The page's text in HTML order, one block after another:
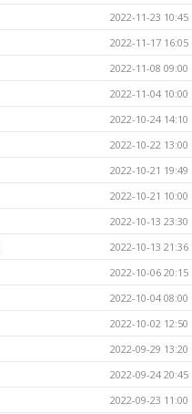
2022-11-23 10:45
2022-11-17 16:05
2022-11-08 09:00
2022-11-04 10:00
2022-10-24 14:10
2022-10-22 13:00
2022-10-21 19:49
2022-10-21 10:00
2022-10-13 23:30
2022-10-13 21:36
2022-10-06 20:15
2022-10-04 08:00
2022-10-02 12:50
2022-09-29 13:20
2022-09-24 20:45
2022-09-23 11:00